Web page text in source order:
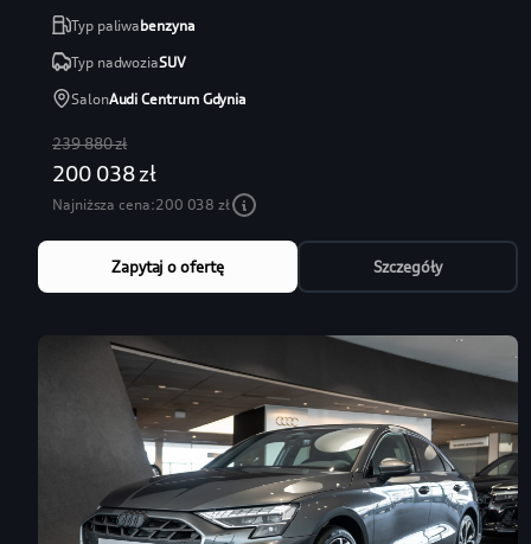
Typ paliwabenzyna
Typ nadwoziaSUV
SalonAudi Centrum Gdynia
239 880 zł
200 038 zł
Najniższa cena:200 038 zł
Zapytaj o ofertę Szczegóły